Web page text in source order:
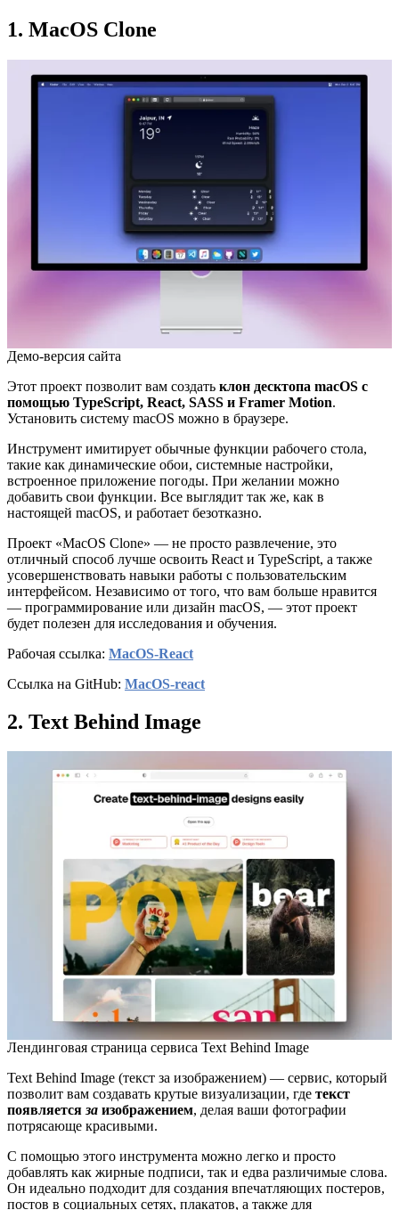
1. MacOS Clone
Демо-версия сайта
Этот проект позволит вам создать клон десктопа macOS с
помощью TypeScript, React, SASS и Framer Motion.
Установить систему macOS можно в браузере.
Инструмент имитирует обычные функции рабочего стола,
такие как динамические обои, системные настройки,
встроенное приложение погоды. При желании можно
добавить свои функции. Все выглядит так же, как в
настоящей macOS, и работает безотказно.
Проект «MacOS Clone» — не просто развлечение, это
отличный способ лучше освоить React и TypeScript, а также
усовершенствовать навыки работы с пользовательским
интерфейсом. Независимо от того, что вам больше нравится
— программирование или дизайн macOS, — этот проект
будет полезен для исследования и обучения.
Рабочая ссылка: MacOS-React
Ссылка на GitHub: MacOS-react
2. Text Behind Image
Лендинговая страница сервиса Text Behind Image
Text Behind Image (текст за изображением) — сервис, который
позволит вам создавать крутые визуализации, где текст
появляетсяза изображением, делая ваши фотографии
потрясающе красивыми.
С помощью этого инструмента можно легко и просто
добавлять как жирные подписи, так и едва различимые слова.
Он идеально подходит для создания впечатляющих постеров,
постов в социальных сетях, плакатов, а также для